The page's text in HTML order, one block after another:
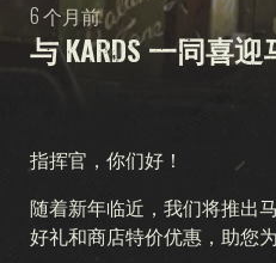
与 KARDS 一同喜
6 个月前
指挥官，你们好！
随着新年临近，我们将推出
好礼和商店特价优惠，助您